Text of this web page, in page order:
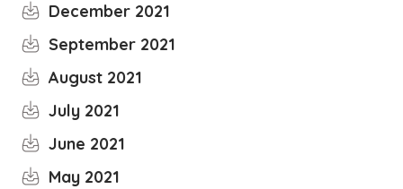
December 2021
September 2021
August 2021
July 2021
June 2021
May 2021